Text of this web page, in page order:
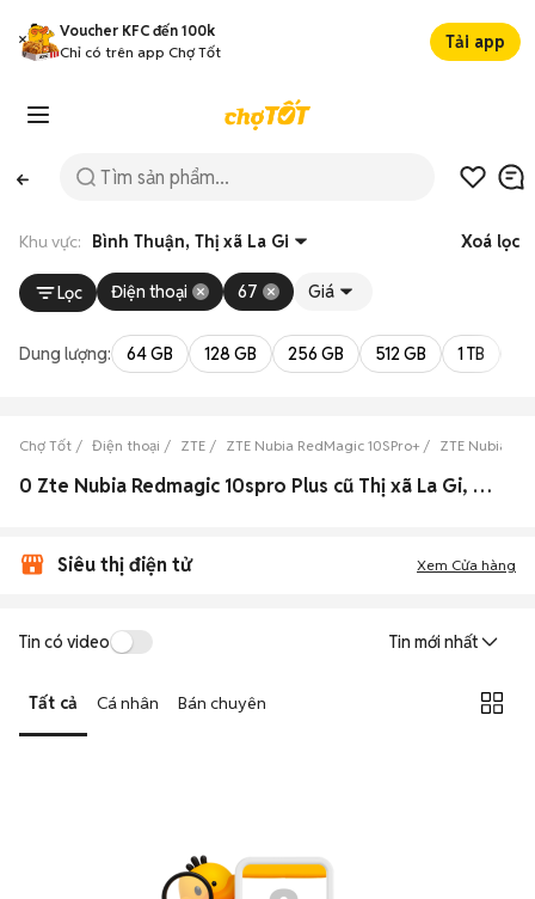
Voucher KFC đến 100k
Chỉ có trên app Chợ Tốt
Tải app
Khu vực: Bình Thuận, Thị xã La Gi Xoá lọc
Lọc Điện thoại 67 Giá
Dung lượng: 64 GB 128 GB 256 GB 512 GB 1 TB
Chợ Tốt Điện thoại ZTE ZTE Nubia RedMagic 10SPro+ ZTE Nubia
0 Zte Nubia Redmagic 10spro Plus cũ Thị xã La Gi, Bình Thuận đẹp
Siêu thị điện tử Xem Cửa hàng
Tin có video Tin mới nhất
Tất cả Cá nhân Bán chuyên